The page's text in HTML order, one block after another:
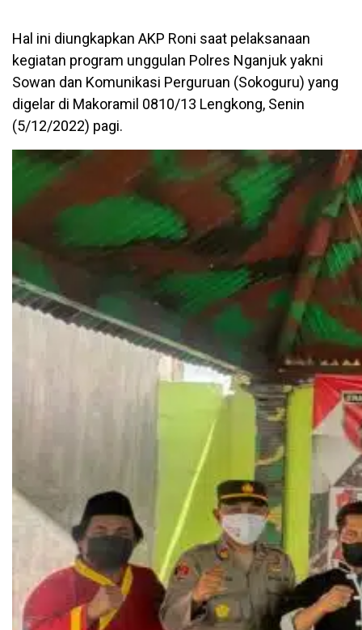
Hal ini diungkapkan AKP Roni saat pelaksanaan
kegiatan program unggulan Polres Nganjuk yakni
Sowan dan Komunikasi Perguruan (Sokoguru) yang
digelar di Makoramil 0810/13 Lengkong, Senin
(5/12/2022) pagi.